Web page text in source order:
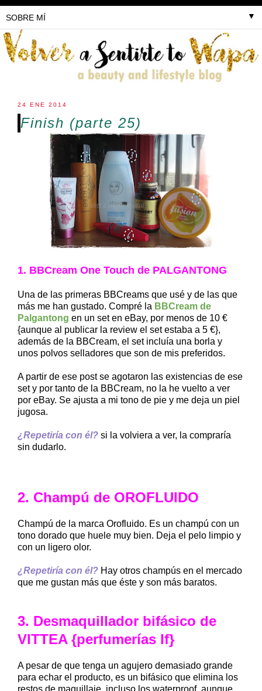
▼
24 ENE 2014
Finish (parte 25)
1. BBCream One Touch de PALGANTONG
Una de las primeras BBCreams que usé y de las que
más me han gustado. Compré la BBCream de
Palgantong en un set en eBay, por menos de 10 €
{aunque al publicar la review el set estaba a 5 €},
además de la BBCream, el set incluía una borla y
unos polvos selladores que son de mis preferidos.
A partir de ese post se agotaron las existencias de ese
set y por tanto de la BBCream, no la he vuelto a ver
por eBay. Se ajusta a mi tono de pie y me deja un piel
jugosa.
¿Repetiría con él? si la volviera a ver, la compraría
sin dudarlo.
2. Champú de OROFLUIDO
Champú de la marca Orofluido. Es un champú con un
tono dorado que huele muy bien. Deja el pelo limpio y
con un ligero olor.
¿Repetiría con él? Hay otros champús en el mercado
que me gustan más que éste y son más baratos.
3. Desmaquillador bifásico de
VITTEA {perfumerías If}
A pesar de que tenga un agujero demasiado grande
para echar el producto, es un bifásico que elimina los
restos de maquillaje, incluso los waterproof, aunque